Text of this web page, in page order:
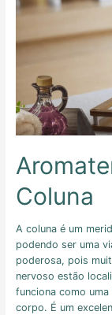
Coluna
A coluna é um
podendo ser uma
poderosa, pois
nervoso estão
funciona como
corpo. É um